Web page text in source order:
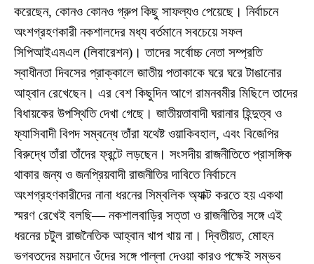
করেছেন, কোনও কোনও গ্রুপ কিছু সাফল্যও পেয়েছে। নির্বাচনে
অংশগ্রহণকারী নকশালদের মধ্য বর্তমানে সবচেয়ে সফল
সিপিআইএমএল (লিবারেশন)। তাদের সর্বোচ্চ নেতা সম্প্রতি
স্বাধীনতা দিবসের প্রাক্কালে জাতীয় পতাকাকে ঘরে ঘরে টাঙানোর
আহ্বান রেখেছেন। এর বেশ কিছুদিন আগে রামনবমীর মিছিলে তাদের
বিধায়কের উপস্থিতি দেখা গেছে। জাতীয়তাবাদী ঘরানার হিন্দুত্ব ও
ফ্যাসিবাদী বিপদ সম্বন্ধে তাঁরা যথেষ্ট ওয়াকিবহাল, এবং বিজেপির
বিরুদ্ধে তাঁরা তাঁদের ফ্রন্টে লড়ছেন। সংসদীয় রাজনীতিতে প্রাসঙ্গিক
থাকার জন্য ও জনপ্রিয়বাদী রাজনীতির দাবিতে নির্বাচনে
অংশগ্রহণকারীদের নানা ধরনের সিম্বলিক অ্যাক্ট করতে হয় একথা
স্মরণ রেখেই বলছি— নকশালবাড়ির সত্তা ও রাজনীতির সঙ্গে এই
ধরনের চটুল রাজনৈতিক আহ্বান খাপ খায় না। দ্বিতীয়ত, মোহন
ভগবতদের ময়দানে ওঁদের সঙ্গে পাল্লা দেওয়া কারও পক্ষেই সম্ভব